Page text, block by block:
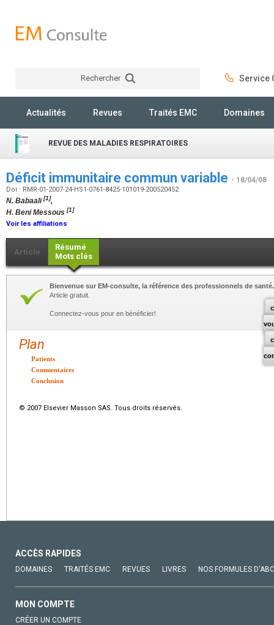
Rechercher Service
Actualités Revues Traités EMC Domaines
REVUE DES MALADIES RESPIRATOIRES
Déficit immunitaire commun variable - 18/04/08
Doi : RMR-01-2007-24-HS1-0761-8425-101019-200520452
N. Babaali[1],
H. Beni Messous [1]
Voir les affiliations
Article
Résumé
Mots clés
Bienvenue sur EM-consulte, la référence des professionnels de santé.
Article gratuit.
Connectez-vous pour en bénéficier!
Plan
Patients
Commentaires
Conclusion
© 2007 Elsevier Masson SAS. Tous droits réservés.
ACCÈS RAPIDES
DOMAINES TRAITÉS EMC REVUES LIVRES NOS FORMULES
MON COMPTE
CRÉER UN COMPTE